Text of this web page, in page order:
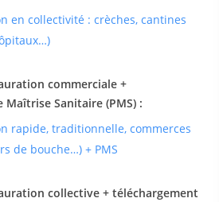
en collectivité : crèches, cantines
commerciale +
Sanitaire (PMS) :
rapide, traditionnelle, commerces
de bouche…) + PMS
collective + téléchargement